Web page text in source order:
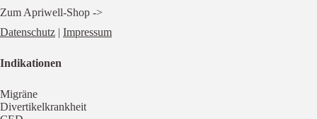
Zum Apriwell-Shop ->
Datenschutz | Impressum
Indikationen
Migräne
Divertikelkrankheit